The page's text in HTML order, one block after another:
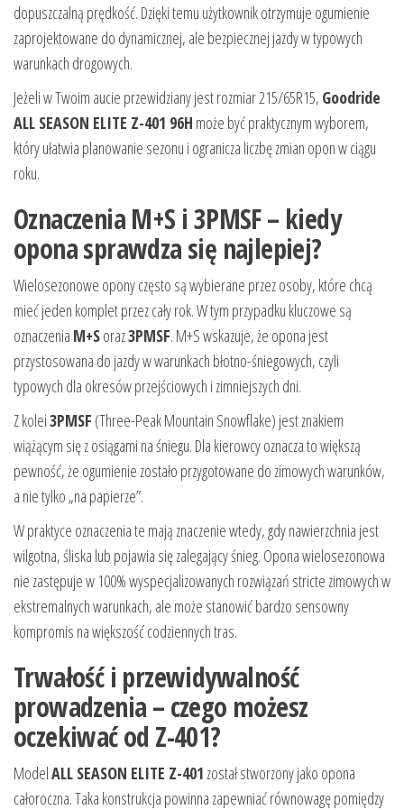
dopuszczalną prędkość. Dzięki temu użytkownik otrzymuje ogumienie
zaprojektowane do dynamicznej, ale bezpiecznej jazdy w typowych
warunkach drogowych.
Jeżeli w Twoim aucie przewidziany jest rozmiar 215/65R15, Goodride
ALL SEASON ELITE Z-401 96H może być praktycznym wyborem,
który ułatwia planowanie sezonu i ogranicza liczbę zmian opon w ciągu
roku.
Oznaczenia M+S i 3PMSF – kiedy
opona sprawdza się najlepiej?
Wielosezonowe opony często są wybierane przez osoby, które chcą
mieć jeden komplet przez cały rok. W tym przypadku kluczowe są
oznaczenia M+Soraz3PMSF. M+S wskazuje, że opona jest
przystosowana do jazdy w warunkach błotno-śniegowych, czyli
typowych dla okresów przejściowych i zimniejszych dni.
Z kolei3PMSF (Three-Peak Mountain Snowflake) jest znakiem
wiążącym się z osiągami na śniegu. Dla kierowcy oznacza to większą
pewność, że ogumienie zostało przygotowane do zimowych warunków,
a nie tylko „na papierze”.
W praktyce oznaczenia te mają znaczenie wtedy, gdy nawierzchnia jest
wilgotna, śliska lub pojawia się zalegający śnieg. Opona wielosezonowa
nie zastępuje w 100% wyspecjalizowanych rozwiązań stricte zimowych w
ekstremalnych warunkach, ale może stanowić bardzo sensowny
kompromis na większość codziennych tras.
Trwałość i przewidywalność
prowadzenia – czego możesz
oczekiwać od Z-401?
ModelALL SEASON ELITE Z-401 został stworzony jako opona
całoroczna. Taka konstrukcja powinna zapewniać równowagę pomiędzy